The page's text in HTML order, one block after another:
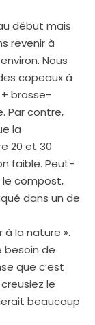
début mais
revenir à
Nous
copeaux à
brasse-
Par contre,
la
20 et 30
faible. Peut-
le compost,
dans un de
à la nature ».
besoin de
que c’est
le
beaucoup